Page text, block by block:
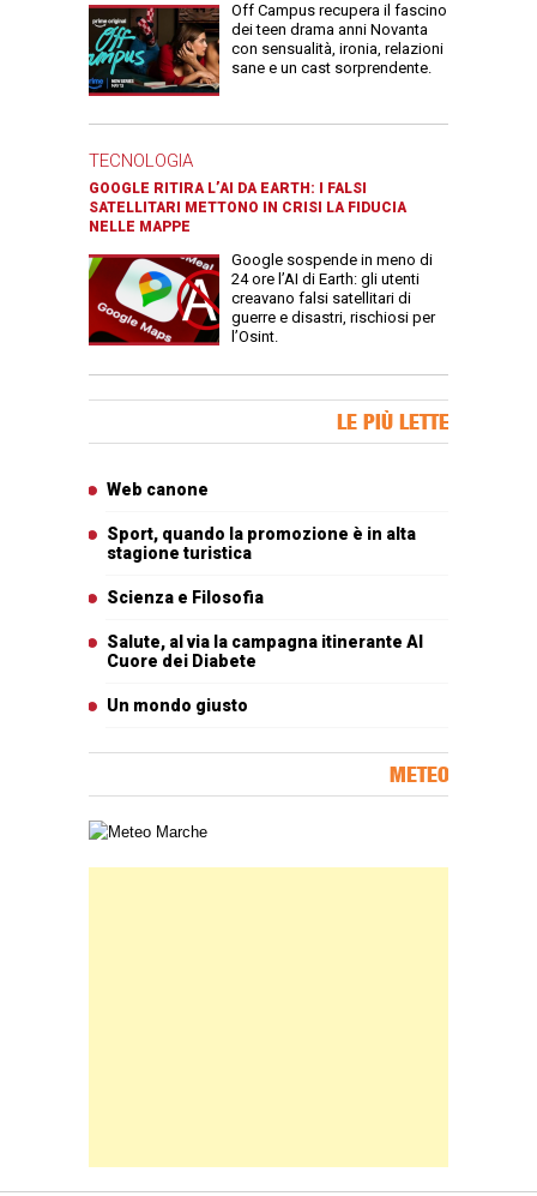
Off Campus recupera il fascino
dei teen drama anni Novanta
con sensualità, ironia, relazioni
sane e un cast sorprendente.
TECNOLOGIA
GOOGLE RITIRA L’AI DA EARTH: I FALSI
SATELLITARI METTONO IN CRISI LA FIDUCIA
NELLE MAPPE
Google sospende in meno di
24 ore l’AI di Earth: gli utenti
creavano falsi satellitari di
guerre e disastri, rischiosi per
l’Osint.
LE PIÙ LETTE
Web canone
Sport, quando la promozione è in alta
stagione turistica
Scienza e Filosofia
Salute, al via la campagna itinerante Al
Cuore dei Diabete
Un mondo giusto
METEO
Carta meteorologica delle Marche